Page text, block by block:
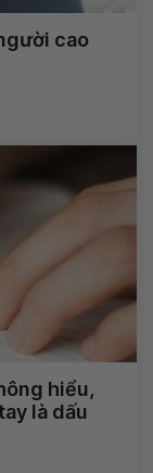
cao
hiểu,
là dấu